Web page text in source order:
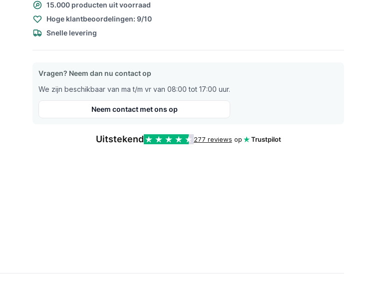
15.000 producten uit voorraad
Hoge klantbeoordelingen: 9/10
Snelle levering
Vragen? Neem dan nu contact op
We zijn beschikbaar van ma t/m vr van 08:00 tot 17:00 uur.
Neem contact met ons op
Uitstekend 277 reviews op Trustpilot